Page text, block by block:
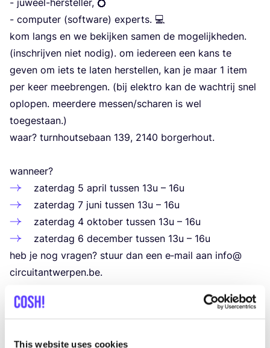
This website uses cookies
- com­pu­ter (soft­wa­re) experts. 💻
kom langs en we bekij­ken samen de moge­lijk­he­den.
(inschrij­ven niet nodig). om ieder­een een kans te
geven om iets te laten her­stel­len, kan je maar 1 item
per keer mee­bren­gen. (bij elek­tro kan de wacht­rij snel
oplo­pen. meer­de­re messen/​scharen is wel
toegestaan.)
waar? turn­hout­se­baan 139, 2140 bor­ger­hout.
wan­neer?
zater­dag 5 april tus­sen 13u – 16u
zater­dag 7 juni tus­sen 13u – 16u
zater­dag 4 okto­ber tus­sen 13u – 16u
zater­dag 6 decem­ber tus­sen 13u – 16u
heb je nog vra­gen? stuur dan een e‑mail aan info@​
circuitantwerpen.​be.
-> vrij­wil­li­gers
wil je graag deel uit­ma­ken van een repair cafe?